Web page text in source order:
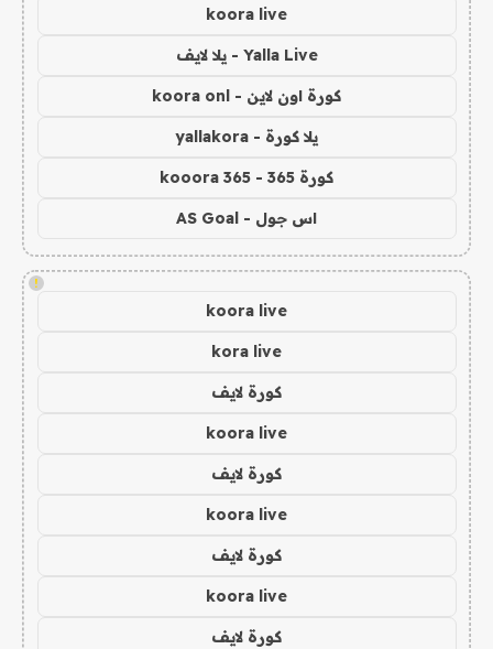
koora live
Yalla Live - يلا لايف
كورة اون لاين - koora onl
يلا كورة - yallakora
كورة 365 - kooora 365
اس جول - AS Goal
!
koora live
kora live
كورة لايف
koora live
كورة لايف
koora live
كورة لايف
koora live
كورة لايف